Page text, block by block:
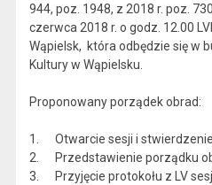
944, poz. 1948, z 2018 r. poz.
czerwca 2018 r. o godz. 12.00
Wąpielsk, która odbędzie się w
Kultury w Wąpielsku.
Proponowany porządek obrad:
1. Otwarcie sesji i stwierdzenie
2. Przedstawienie porządku
3. Przyjęcie protokołu z LV sesji